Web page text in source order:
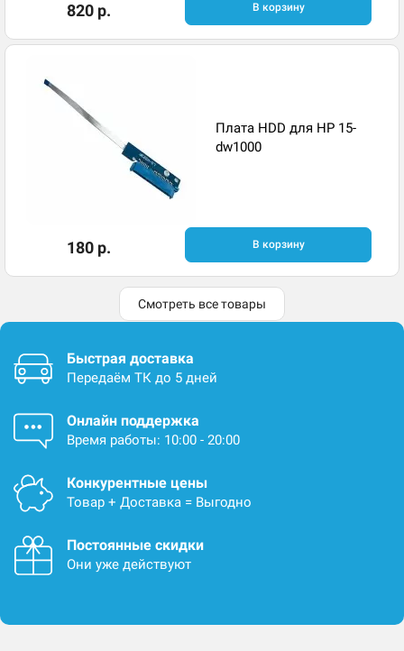
820 р. В корзину
Плата HDD для HP 15-
dw1000
180 р. В корзину
Смотреть все товары
Быстрая доставка
Передаём ТК до 5 дней
Онлайн поддержка
Время работы: 10:00 - 20:00
Конкурентные цены
Товар + Доставка = Выгодно
Постоянные скидки
Они уже действуют